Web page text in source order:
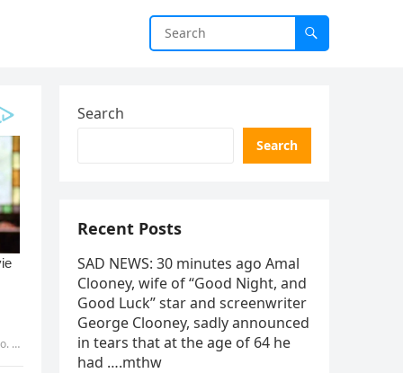
Search
Search
Recent Posts
SAD NEWS: 30 minutes ago Amal
Clooney, wife of “Good Night, and
Good Luck” star and screenwriter
George Clooney, sadly announced
in tears that at the age of 64 he
had ….mthw